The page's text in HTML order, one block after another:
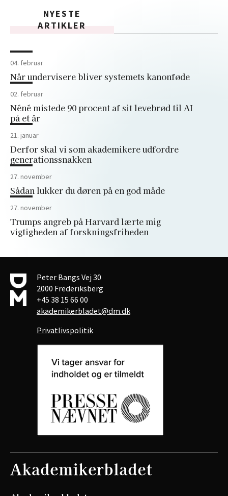
NYESTE
ARTIKLER
04. februar
Når undervisere bliver systemets kanonføde
02. februar
Néné mistede 90 procent af sit levebrød til AI
på et år
21. januar
Derfor skal vi som akademikere udfordre
generationssnakken
27. november
Sådan lukker du døren på en god måde
27. november
Trumps angreb på Harvard lærte mig
vigtigheden af forskningsfriheden
Peter Bangs Vej 30
2000 Frederiksberg
+45 38 15 66 00
akademikerbladet@dm.dk
Privatlivspolitik